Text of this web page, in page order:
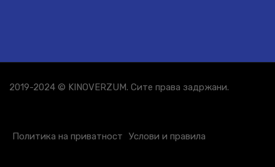
2019-2024 © KINOVERZUM. Сите права задржани.
Политика на приватност Услови и правила